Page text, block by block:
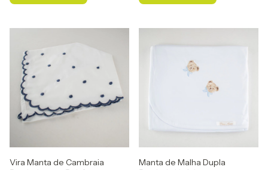
Vira Manta de Cambraia
Manta de Malha Dupla